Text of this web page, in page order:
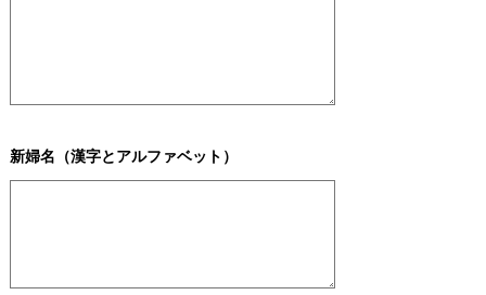
新婦名（漢字とアルファベット）